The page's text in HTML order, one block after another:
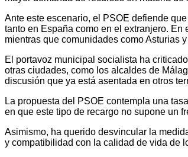
Ante este escenario, el PSOE defiende
tanto en España como en el extranjero.
mientras que comunidades como Asturias
El portavoz municipal socialista ha
otras ciudades, como los alcaldes de
discusión que ya está asentada en otros
La propuesta del PSOE contempla una
en que este tipo de recargo no supone un
Asimismo, ha querido desvincular la
y compatibilidad con la calidad de vida de